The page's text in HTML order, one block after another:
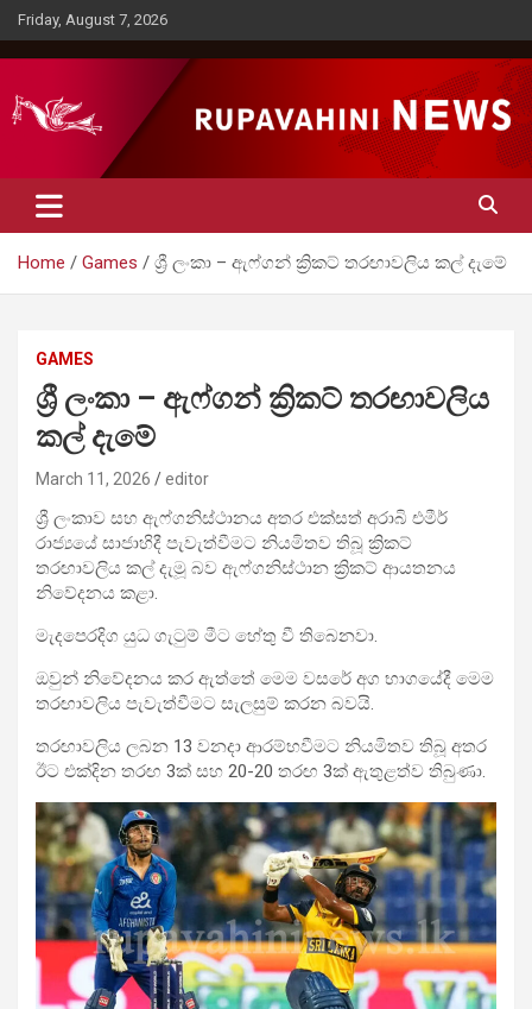
Skip
to
content
Friday, August 7, 2026
Rupavahini News
Home Games ශ්‍රී ලංකා – ඇෆ්ගන් ක්‍රිකට් තරඟාවලිය කල් දැමේ
GAMES
ශ්‍රී ලංකා – ඇෆ්ගන් ක්‍රිකට් තරඟාවලිය
කල් දැමේ
March 11, 2026 editor
ශ්‍රී ලංකාව සහ ඇෆ්ගනිස්ථානය අතර එක්සත් අරාබි එමීර්
රාජ්‍යයේ සාජාහිදී පැවැත්වීමට නියමිතව තිබූ ක්‍රිකට්
තරඟාවලිය කල් දැමූ බව ඇෆ්ගනිස්ථාන ක්‍රිකට් ආයතනය
නිවේදනය කළා.
මැදපෙරදිග යුධ ගැටුම් මීට හේතු වී තිබෙනවා.
ඔවුන් නිවේදනය කර ඇත්තේ මෙම වසරේ අග භාගයේදී මෙම
තරඟාවලිය පැවැත්වීමට සැලසුම් කරන බවයි.
තරඟාවලිය ලබන 13 වනදා ආරම්භවීමට නියමිතව තිබූ අතර
ඊට එක්දින තරඟ 3ක් සහ 20-20 තරඟ 3ක් ඇතුළත්ව තිබුණා.